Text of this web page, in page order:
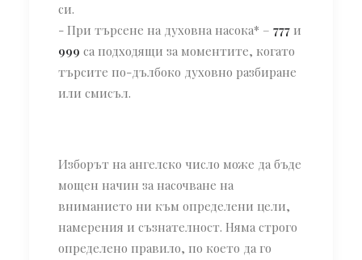
си.
- При търсене на духовна насока* – 777 и
999 са подходящи за моментите, когато
търсите по-дълбоко духовно разбиране
или смисъл.
Изборът на ангелско число може да бъде
мощен начин за насочване на
вниманието ни към определени цели,
намерения и съзнателност. Няма строго
определено правило, по което да го